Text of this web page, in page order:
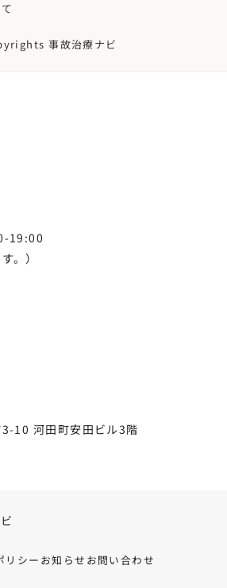
事故治療ナビ
19:00
。）
10 河田町安田ビル3階
リシー お知らせ お問い合わせ